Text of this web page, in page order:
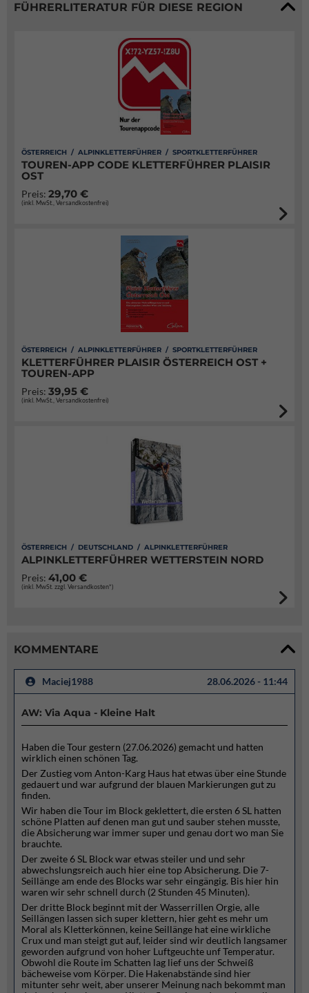
FÜHRERLITERATUR FÜR DIESE REGION
ÖSTERREICH / ALPINKLETTERFÜHRER / SPORTKLETTERFÜHRER
TOUREN-APP CODE KLETTERFÜHRER PLAISIR
OST
Preis: 29,70 €
(inkl. MwSt., Versandkostenfrei)
ÖSTERREICH / ALPINKLETTERFÜHRER / SPORTKLETTERFÜHRER
KLETTERFÜHRER PLAISIR ÖSTERREICH OST +
TOUREN-APP
Preis: 39,95 €
(inkl. MwSt., Versandkostenfrei)
ÖSTERREICH / DEUTSCHLAND / ALPINKLETTERFÜHRER
ALPINKLETTERFÜHRER WETTERSTEIN NORD
Preis: 41,00 €
(inkl. MwSt. zzgl. Versandkosten*)
KOMMENTARE
Maciej1988 28.06.2026 - 11:44
AW: Via Aqua - Kleine Halt
Haben die Tour gestern (27.06.2026) gemacht und hatten
wirklich einen schönen Tag.
Der Zustieg vom Anton-Karg Haus hat etwas über eine Stunde
gedauert und war aufgrund der blauen Markierungen gut zu
finden.
Wir haben die Tour im Block geklettert, die ersten 6 SL hatten
schöne Platten auf denen man gut und sauber stehen musste,
die Absicherung war immer super und genau dort wo man Sie
brauchte.
Der zweite 6 SL Block war etwas steiler und und sehr
abwechslungsreich auch hier eine top Absicherung. Die 7-
Seillänge am ende des Blocks war sehr eingängig. Bis hier hin
waren wir sehr schnell durch (2 Stunden 45 Minuten).
Der dritte Block beginnt mit der Wasserrillen Orgie, alle
Seillängen lassen sich super klettern, hier geht es mehr um
Moral als Kletterkönnen, keine Seillänge hat eine wirkliche
Crux und man steigt gut auf, leider sind wir deutlich langsamer
geworden aufgrund von hoher Luftgeuchte unf Temperatur.
Obwohl die Route im Schatten lag lief uns der Schweiß
bächeweise vom Körper. Die Hakenabstände sind hier
mitunter sehr weit, aber unserer Meinung nach bekommt man